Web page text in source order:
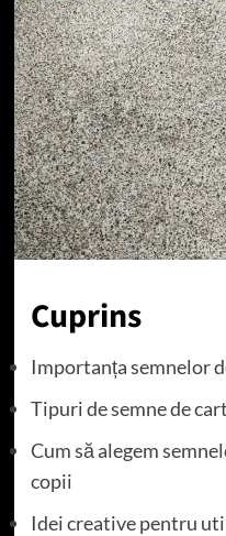
Cuprins
Importanța semnelor
Tipuri de semne de
Cum să alegem
copii
Idei creative pentru